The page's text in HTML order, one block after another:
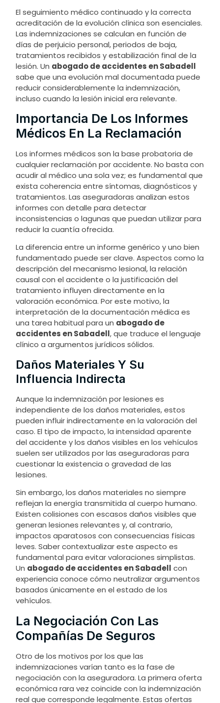
El seguimiento médico continuado y la correcta
acreditación de la evolución clínica son esenciales.
Las indemnizaciones se calculan en función de
días de perjuicio personal, periodos de baja,
tratamientos recibidos y estabilización final de la
lesión. Un abogado de accidentes en Sabadell
sabe que una evolución mal documentada puede
reducir considerablemente la indemnización,
incluso cuando la lesión inicial era relevante.
Importancia De Los Informes
Médicos En La Reclamación
Los informes médicos son la base probatoria de
cualquier reclamación por accidente. No basta con
acudir al médico una sola vez; es fundamental que
exista coherencia entre síntomas, diagnósticos y
tratamientos. Las aseguradoras analizan estos
informes con detalle para detectar
inconsistencias o lagunas que puedan utilizar para
reducir la cuantía ofrecida.
La diferencia entre un informe genérico y uno bien
fundamentado puede ser clave. Aspectos como la
descripción del mecanismo lesional, la relación
causal con el accidente o la justificación del
tratamiento influyen directamente en la
valoración económica. Por este motivo, la
interpretación de la documentación médica es
una tarea habitual para un abogado de
accidentes en Sabadell, que traduce el lenguaje
clínico a argumentos jurídicos sólidos.
Daños Materiales Y Su
Influencia Indirecta
Aunque la indemnización por lesiones es
independiente de los daños materiales, estos
pueden influir indirectamente en la valoración del
caso. El tipo de impacto, la intensidad aparente
del accidente y los daños visibles en los vehículos
suelen ser utilizados por las aseguradoras para
cuestionar la existencia o gravedad de las
lesiones.
Sin embargo, los daños materiales no siempre
reflejan la energía transmitida al cuerpo humano.
Existen colisiones con escasos daños visibles que
generan lesiones relevantes y, al contrario,
impactos aparatosos con consecuencias físicas
leves. Saber contextualizar este aspecto es
fundamental para evitar valoraciones simplistas.
Un abogado de accidentes en Sabadell con
experiencia conoce cómo neutralizar argumentos
basados únicamente en el estado de los
vehículos.
La Negociación Con Las
Compañías De Seguros
Otro de los motivos por los que las
indemnizaciones varían tanto es la fase de
negociación con la aseguradora. La primera oferta
económica rara vez coincide con la indemnización
real que corresponde legalmente. Estas ofertas